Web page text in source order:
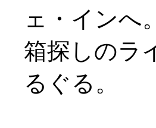
ェ・インへ。
箱探しのラ
るぐる。